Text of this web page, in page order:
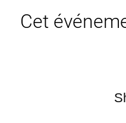
Cet